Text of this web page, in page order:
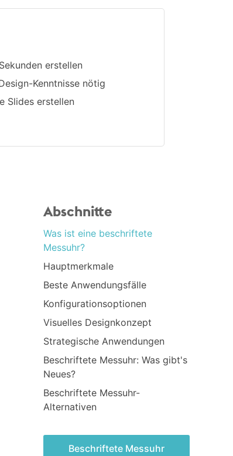
erstellen
Kenntnisse nötig
Slides erstellen
Abschnitte
Was ist eine beschriftete
Messuhr?
Hauptmerkmale
Beste Anwendungsfälle
Konfigurationsoptionen
Visuelles Designkonzept
Strategische Anwendungen
Beschriftete Messuhr: Was gibt's
Neues?
Beschriftete Messuhr-
Alternativen
Beschriftete Messuhr